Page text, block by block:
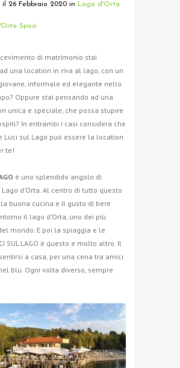
il 26 Febbraio 2020 in Lago d'Orta
Sposi
di matrimonio stai
una location in riva al lago, con un
informale ed elegante nello
Oppure stai pensando ad una
unica e speciale, che possa stupire
In entrambi i casi considera che
Luci sul Lago può essere la location
te!
è uno splendido angolo di
d’Orta. Al centro di tutto questo
la buona cucina e il gusto di bere
il lago d’Orta, uno dei più
mondo. E poi la spiaggia e le
SUL LAGO è questo e molto altro. Il
a casa, per una cena tra amici
blu. Ogni volta diverso, sempre